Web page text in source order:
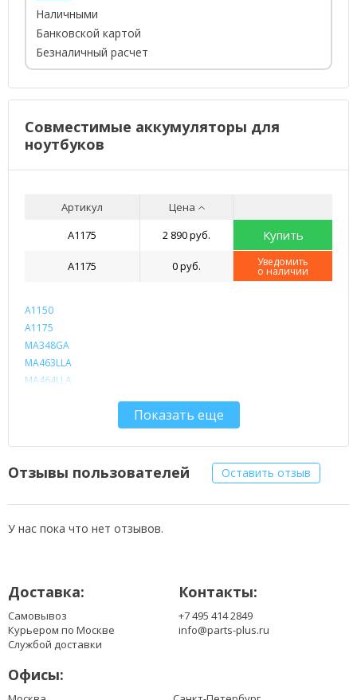
Наличными
Банковской картой
Безналичный расчет
Совместимые аккумуляторы для
ноутбуков
Артикул
Цена
A1175
2 890 руб. Купить
A1175 0 руб. Уведомить
о наличии
A1150
A1175
MA348GA
MA463LLA
MA464LLA
MA680LLA
MA681LLA
Показать еще
Отзывы пользователей Оставить отзыв
У нас пока что нет отзывов.
Доставка:
Самовывоз
Курьером по Москве
Службой доставки
Контакты:
+7 495 414 2849
info@parts-plus.ru
Офисы: